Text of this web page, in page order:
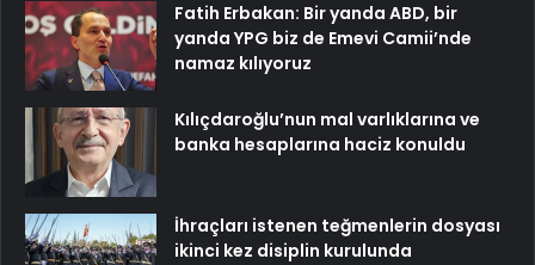
Fatih Erbakan: Bir yanda ABD, bir
yanda YPG biz de Emevi Camii’nde
namaz kılıyoruz
Kılıçdaroğlu’nun mal varlıklarına ve
banka hesaplarına haciz konuldu
İhraçları istenen teğmenlerin dosyası
ikinci kez disiplin kurulunda